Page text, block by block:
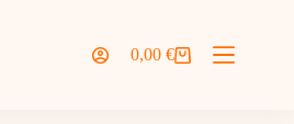
Panier
0,00€